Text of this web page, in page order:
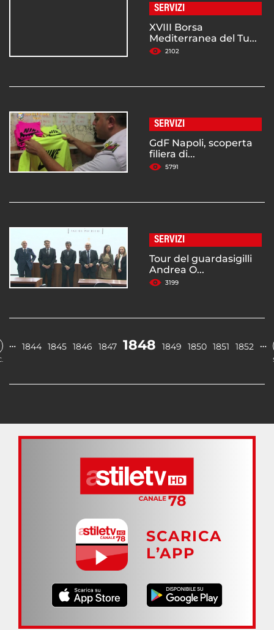
SERVIZI
XVIII Borsa
Mediterranea del Tu...
2102
SERVIZI
GdF Napoli, scoperta
filiera di...
5791
SERVIZI
Tour del guardasigilli
Andrea O...
3199
… 1844 1845 1846 1847 1848 1849 1850 1851 1852 …
SCARICA
L’APP